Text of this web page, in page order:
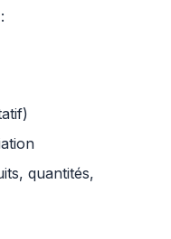
quantités,